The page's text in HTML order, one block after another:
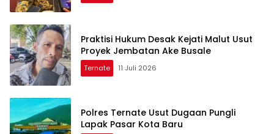
Praktisi Hukum Desak Kejati Malut Usut
Proyek Jembatan Ake Busale
Ternate 11 Juli 2026
Polres Ternate Usut Dugaan Pungli
Lapak Pasar Kota Baru